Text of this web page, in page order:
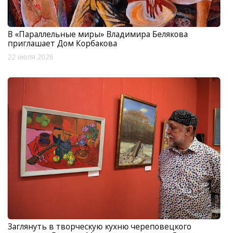
В «Параллельные миры» Владимира Белякова
приглашает Дом Корбакова
22 июля 2026
Заглянуть в творческую кухню череповецкого